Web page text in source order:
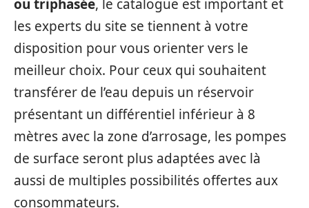
ou triphasée, le catalogue est important et
les experts du site se tiennent à votre
disposition pour vous orienter vers le
meilleur choix. Pour ceux qui souhaitent
transférer de l’eau depuis un réservoir
présentant un différentiel inférieur à 8
mètres avec la zone d’arrosage, les pompes
de surface seront plus adaptées avec là
aussi de multiples possibilités offertes aux
consommateurs.